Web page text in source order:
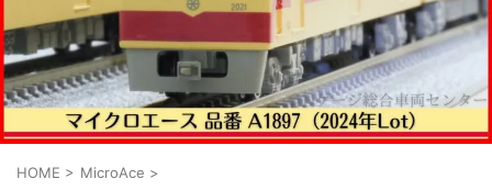
HOME > MicroAce >